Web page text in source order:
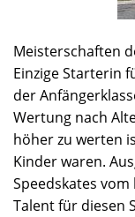
Meisterschaften
Einzige Starterin
der
Wertung nach
höher zu werten
Kinder waren.
Speedskates
Talent für diesen